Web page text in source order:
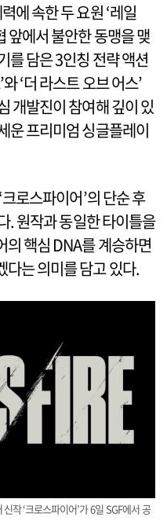
에 속한 두 요원 ‘레일
앞에서 불안한 동맹을 맺
를 담은 3인칭 전략 액션
‘더 라스트 오브 어스’
개발진이 참여해 깊이 있
운 프리미엄 싱글플레이
로스파이어’의 단순 후
. 원작과 동일한 타이틀을
의 핵심 DNA를 계승하면
다는 의미를 담고 있다.
작 ‘크로스파이어’가 6일 SGF에서 공